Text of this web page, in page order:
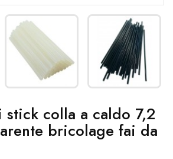
colla a caldo 7,2
bricolage fai da